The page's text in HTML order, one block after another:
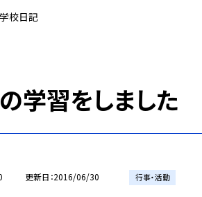
学校日記
学習をしました
更新日 2016/06/30 行事・活動